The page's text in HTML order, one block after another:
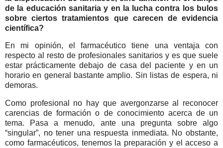
de la educación sanitaria y en la lucha contra los bulos
sobre ciertos tratamientos que carecen de evidencia
científica?
En mi opinión, el farmacéutico tiene una ventaja con
respecto al resto de profesionales sanitarios y es que suele
estar prácticamente debajo de casa del paciente y en un
horario en general bastante amplio. Sin listas de espera, ni
demoras.
Como profesional no hay que avergonzarse al reconocer
carencias de formación o de conocimiento acerca de un
tema. Pasa a menudo, ante una pregunta sobre algo
“singular”, no tener una respuesta inmediata. No obstante,
como farmacéuticos, tenemos la preparación y el acceso a